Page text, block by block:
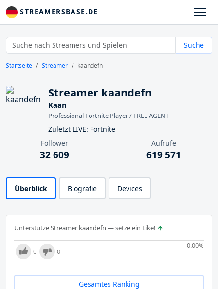
STREAMERSBASE.DE
Suche
Startseite Streamer kaandefn
Streamer kaandefn
Kaan
Professional Fortnite Player / FREE AGENT
Zuletzt LIVE: Fortnite
Follower
32 609
Aufrufe
619 571
Überblick Biografie Devices
Unterstütze Streamer kaandefn — setze ein Like!
0.00%
0 0
Gesamtes Ranking